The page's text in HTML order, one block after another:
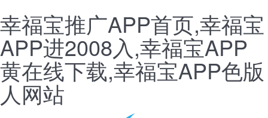
幸福宝推广APP首页,幸福宝
APP进2008入,幸福宝APP
黄在线下载,幸福宝APP色版
人网站